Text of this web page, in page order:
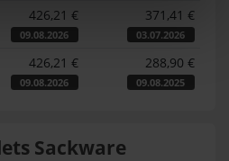
426,21 €
09.08.2026
371,41 €
03.07.2026
426,21 €
09.08.2026
288,90 €
09.08.2025
Sackware